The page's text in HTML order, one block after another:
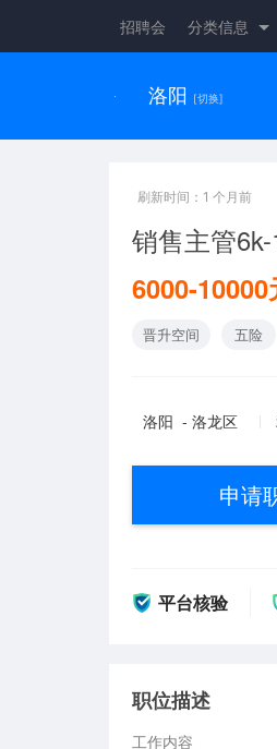
招聘会 分类信息
洛阳 [切换]
刷新时间：1 个月前
销售主管
6000-10000
晋升空间 五险
洛阳 - 洛龙区
申请
平台核验
职位描述
工作内容